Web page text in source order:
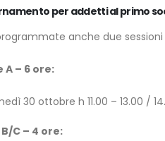
per addetti al primo
anche due
A – 6 ore:
30 ottobre h 11.00 – 13.00 /
C – 4 ore: